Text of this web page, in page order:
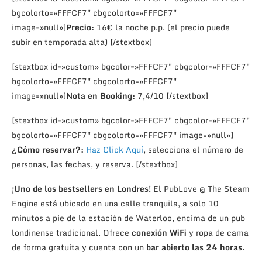
bgcolorto=»FFFCF7″ cbgcolorto=»FFFCF7″
image=»null»]Precio: 16€ la noche p.p. (el precio puede
subir en temporada alta) [/stextbox]
[stextbox id=»custom» bgcolor=»FFFCF7″ cbgcolor=»FFFCF7″
bgcolorto=»FFFCF7″ cbgcolorto=»FFFCF7″
image=»null»]Nota en Booking: 7,4/10 [/stextbox]
[stextbox id=»custom» bgcolor=»FFFCF7″ cbgcolor=»FFFCF7″
bgcolorto=»FFFCF7″ cbgcolorto=»FFFCF7″ image=»null»]
¿Cómo reservar?: Haz Click Aquí, selecciona el número de
personas, las fechas, y reserva. [/stextbox]
¡Uno de los bestsellers en Londres! El PubLove @ The Steam
Engine está ubicado en una calle tranquila, a solo 10
minutos a pie de la estación de Waterloo, encima de un pub
londinense tradicional. Ofrece conexión WiFi y ropa de cama
de forma gratuita y cuenta con un bar abierto las 24 horas.